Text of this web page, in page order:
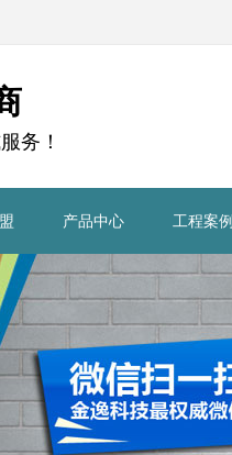
产品中心 工程案例
务！